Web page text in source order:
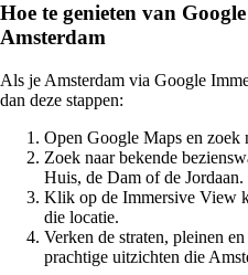
Hoe te genieten van
Amsterdam
Als je Amsterdam via Google
dan deze stappen:
Open Google Maps en zoek
Zoek naar bekende
Huis, de Dam of de Jordaan.
Klik op de Immersive View
die locatie.
Verken de straten, pleinen
prachtige uitzichten die